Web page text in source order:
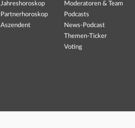
Jahreshoroskop
Partnerhoroskop
Aszendent
Moderatoren & Team
Podcasts
News-Podcast
Themen-Ticker
Voting